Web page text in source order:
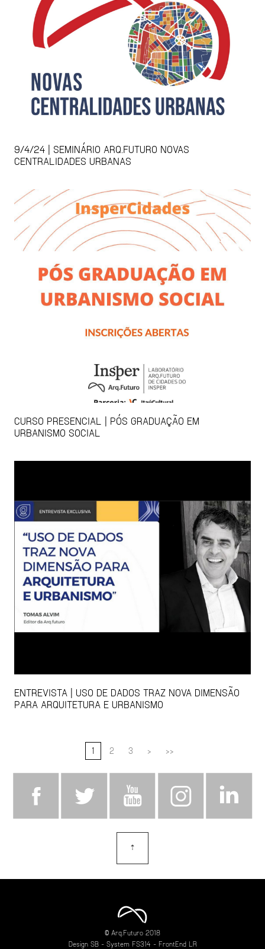
9/4/24 | SEMINÁRIO ARQ.FUTURO NOVAS
CENTRALIDADES URBANAS
CURSO PRESENCIAL | PÓS GRADUAÇÃO EM
URBANISMO SOCIAL
ENTREVISTA | USO DE DADOS TRAZ NOVA DIMENSÃO
PARA ARQUITETURA E URBANISMO
1 2 3 > >>
⇡
© Arq.Futuro 2018
Design SB- System FS314 - FrontEnd LR